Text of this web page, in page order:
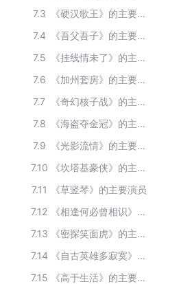
7.3
《硬汉歌王》的主要演员
7.4
《吾父吾子》的主要演员
7.5
《挂线情未了》的主要演员
7.6
《加州套房》的主要演员
7.7
《奇幻核子战》的主要演员
7.8
《海盗夺金冠》的主要演员
7.9
《光影流情》的主要演员
7.10
《坎塔基豪侠》的主要演员
7.11
《草竖琴》的主要演员
7.12
《相逢何必曾相识》的主要演员
7.13
《密探笑面虎》的主要演员
7.14
《自古英雄多寂寞》的主要演员
7.15
《高于生活》的主要演员